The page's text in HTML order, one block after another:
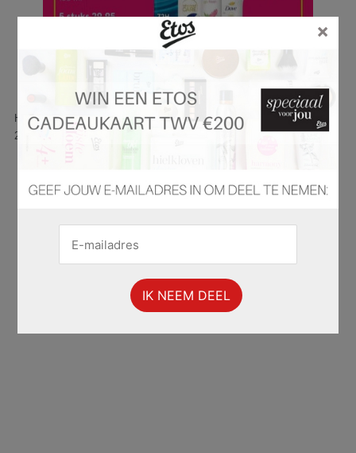
Hier is pagina 1 van 10 pagina's van de Etos folder, geldig van
27.10.2025 tot 02.11.2025.
×